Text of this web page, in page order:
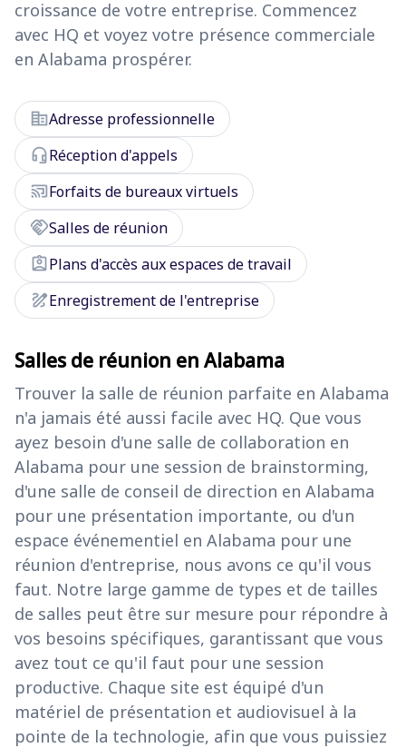
croissance de votre entreprise. Commencez
avec HQ et voyez votre présence commerciale
en Alabama prospérer.
corporate_fareAdresse professionnelle
headset_micRéception d'appels
cast_connectedForfaits de bureaux virtuels
handshakeSalles de réunion
assignment_indPlans d'accès aux espaces de travail
drawEnregistrement de l'entreprise
Salles de réunion en Alabama
Trouver la salle de réunion parfaite en Alabama
n'a jamais été aussi facile avec HQ. Que vous
ayez besoin d'une salle de collaboration en
Alabama pour une session de brainstorming,
d'une salle de conseil de direction en Alabama
pour une présentation importante, ou d'un
espace événementiel en Alabama pour une
réunion d'entreprise, nous avons ce qu'il vous
faut. Notre large gamme de types et de tailles
de salles peut être sur mesure pour répondre à
vos besoins spécifiques, garantissant que vous
avez tout ce qu'il faut pour une session
productive. Chaque site est équipé d'un
matériel de présentation et audiovisuel à la
pointe de la technologie, afin que vous puissiez